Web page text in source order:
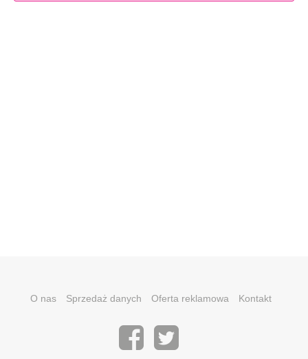
O nas Sprzedaż danych Oferta reklamowa Kontakt